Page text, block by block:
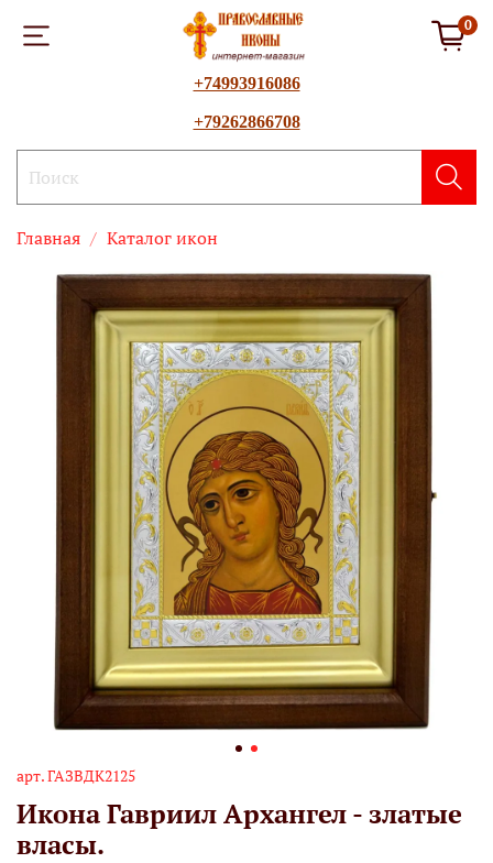
0
+74993916086
+79262866708
Главная Каталог икон
арт.ГАЗВДК2125
Икона Гавриил Архангел - златые
власы.